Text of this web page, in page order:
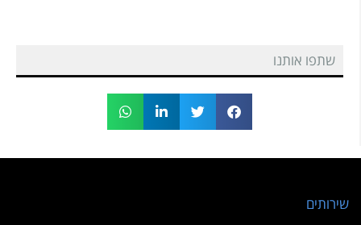
שתפו אותנו
שירותים